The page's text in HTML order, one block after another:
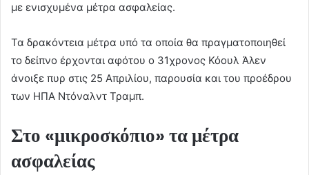
με ενισχυμένα μέτρα ασφαλείας.
Τα δρακόντεια μέτρα υπό τα οποία θα πραγματοποιηθεί
το δείπνο έρχονται αφότου ο 31χρονος Κόουλ Άλεν
άνοιξε πυρ στις 25 Απριλίου, παρουσία και του προέδρου
των ΗΠΑ Ντόναλντ Τραμπ.
Στο «μικροσκόπιο» τα μέτρα
ασφαλείας